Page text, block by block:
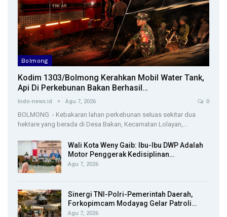
Bolmong
Kodim 1303/Bolmong Kerahkan Mobil Water Tank,
Api Di Perkebunan Bakan Berhasil…
Indo-news.id Agu 7, 2026 0
BOLMONG - Kebakaran lahan perkebunan seluas sekitar dua
hektare yang berada di Desa Bakan, Kecamatan Lolayan,…
Wali Kota Weny Gaib: Ibu-Ibu DWP Adalah
Motor Penggerak Kedisiplinan…
Agu 7, 2026
Sinergi TNI-Polri-Pemerintah Daerah,
Forkopimcam Modayag Gelar Patroli…
Agu 7, 2026